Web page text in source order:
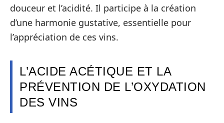
douceur et l’acidité. Il participe à la création
d’une harmonie gustative, essentielle pour
l’appréciation de ces vins.
L’ACIDE ACÉTIQUE ET LA
PRÉVENTION DE L’OXYDATION
DES VINS